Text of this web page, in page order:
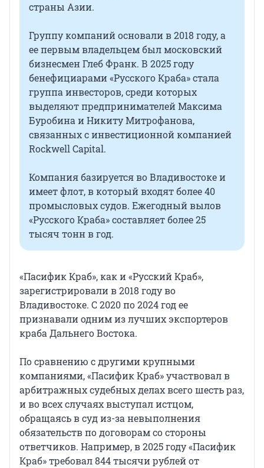
страны Азии.
Группу компаний основали в 2018 году, а
ее первым владельцем был московский
бизнесмен Глеб Франк. В 2025 году
бенефициарами «Русского Краба» стала
группа инвесторов, среди которых
выделяют предпринимателей Максима
Буробина и Никиту Митрофанова,
связанных с инвестиционной компанией
Rockwell Capital.
Компания базируется во Владивостоке и
имеет флот, в который входят более 40
промысловых судов. Ежегодный вылов
«Русского Краба» составляет более 25
тысяч тонн в год.
«Пасифик Краб», как и «Русский Краб»,
зарегистрировали в 2018 году во
Владивостоке. С 2020 по 2024 год ее
признавали одним из лучших экспортеров
краба Дальнего Востока.
По сравнению с другими крупными
компаниями, «Пасифик Краб» участвовал в
арбитражных судебных делах всего шесть раз,
и во всех случаях выступал истцом,
обращаясь в суд из-за невыполнения
обязательств по договорам со стороны
ответчиков. Например, в 2025 году «Пасифик
Краб» требовал844 тысячирублей от